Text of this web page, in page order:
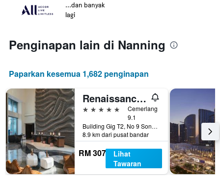
...dan banyak
lagi
Penginapan lain di Nanning
Paparkan kesemua 1,682 penginapan
Renaissance Nanning Hotel
5 bintang
Cemerlang
9.1
Building Gig T2, No 9 Songxiang Road, Nanning, Cina
8.9 km dari pusat bandar
RM 307
Lihat
Tawaran